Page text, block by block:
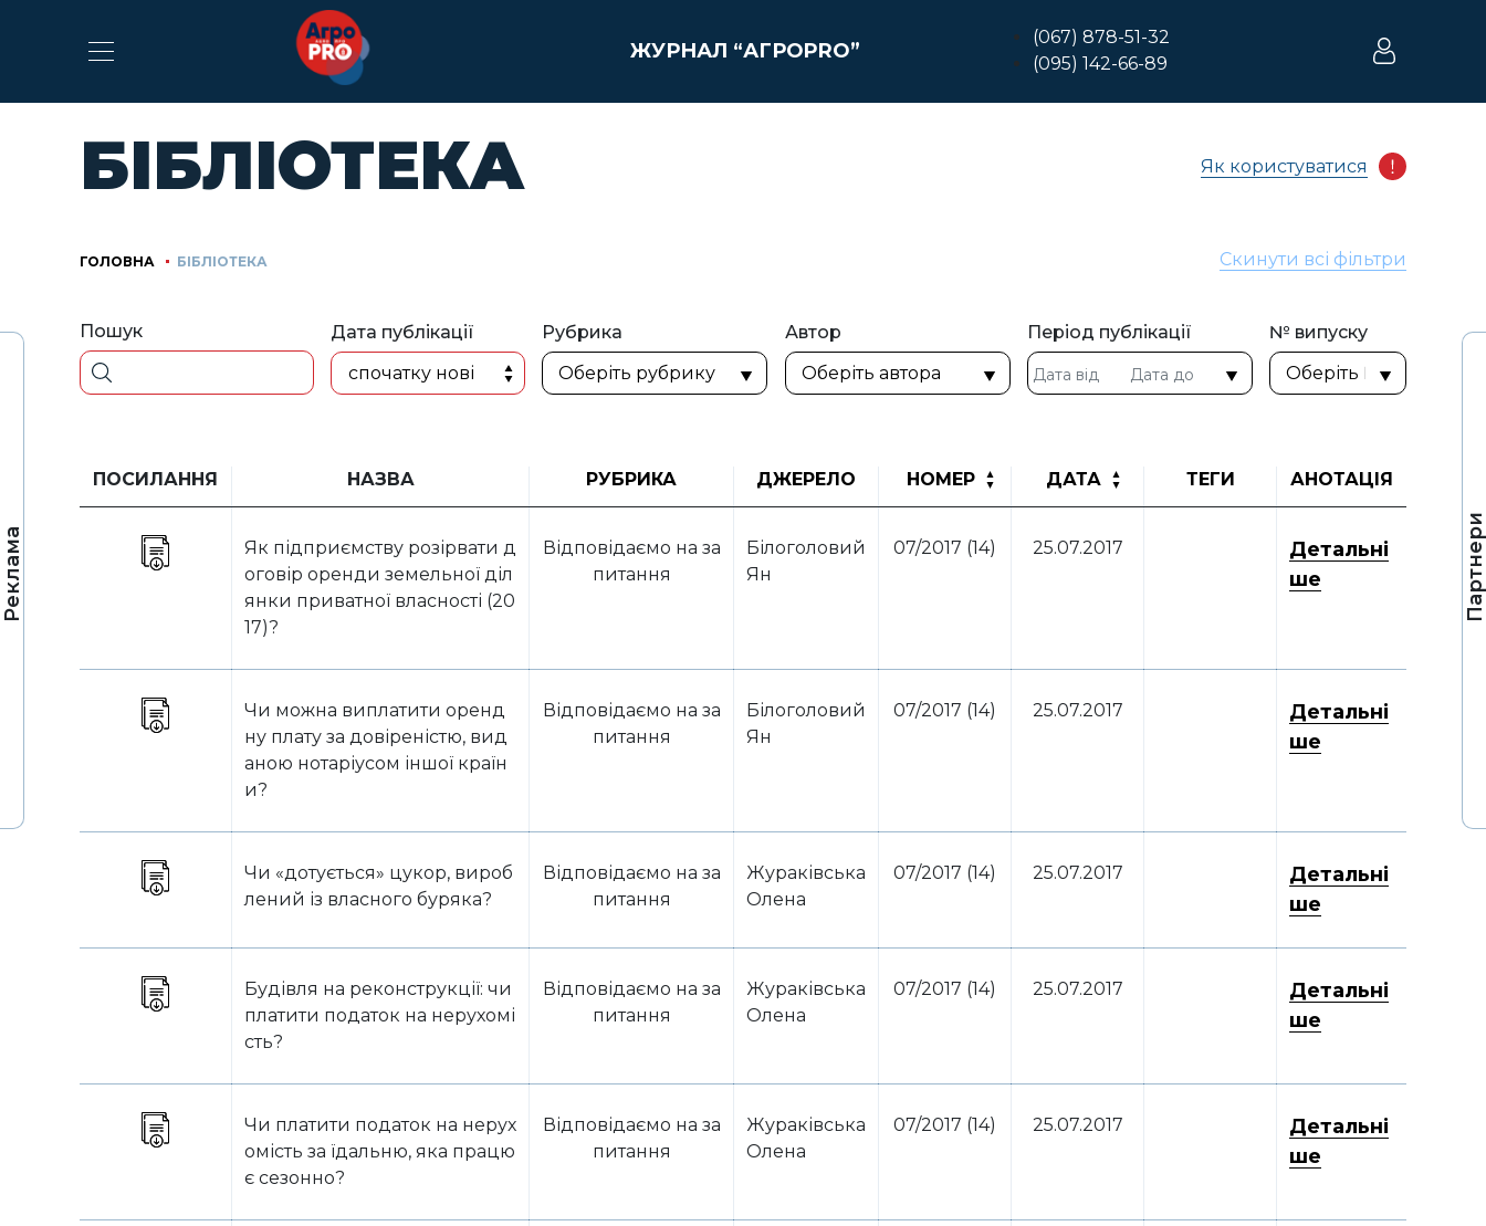
Реклама Партнери
ЖУРНАЛ “АГРОPRO”
(067) 878-51-32
(095) 142-66-89
БІБЛІОТЕКА
ГОЛОВНА БІБЛІОТЕКА
Як користуватися
Пошук
Дата публікації
спочатку нові
Рубрика Автор Період публікації № випуску
Скинути всі фільтри
ПОСИЛАННЯ НАЗВА РУБРИКА ДЖЕРЕЛО НОМЕР ДАТА ТЕГИ АНОТАЦІЯ
Як підприємству розірвати д
оговір оренди земельної діл
янки приватної власності (20
17)?
Відповідаємо на за
питання
Білоголовий
Ян
07/2017 (14) 25.07.2017
Детальні
ше
Чи можна виплатити оренд
ну плату за довіреністю, вид
аною нотаріусом іншої країн
и?
Відповідаємо на за
питання
Білоголовий
Ян
07/2017 (14) 25.07.2017
Детальні
ше
Чи «дотується» цукор, вироб
лений із власного буряка?
Відповідаємо на за
питання
Жураківська
Олена
07/2017 (14) 25.07.2017
Детальні
ше
Будівля на реконструкції: чи
платити податок на нерухомі
сть?
Відповідаємо на за
питання
Жураківська
Олена
07/2017 (14) 25.07.2017
Детальні
ше
Чи платити податок на нерух
омість за їдальню, яка працю
є сезонно?
Відповідаємо на за
питання
Жураківська
Олена
07/2017 (14) 25.07.2017
Детальні
ше